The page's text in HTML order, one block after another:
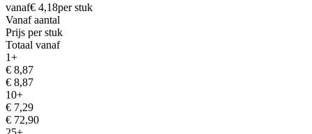
vanaf€ 4,18per stuk
Vanaf aantal
Prijs per stuk
Totaal vanaf
1+
€ 8,87
€ 8,87
10+
€ 7,29
€ 72,90